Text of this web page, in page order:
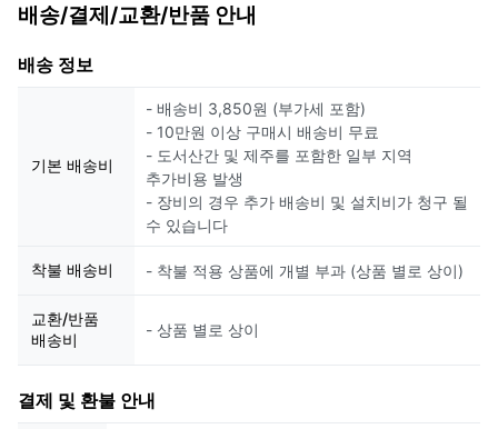
배송/결제/교환/반품 안내
배송 정보
기본 배송비
- 배송비 3,850원 (부가세 포함)
- 10만원 이상 구매시 배송비 무료
- 도서산간 및 제주를 포함한 일부 지역
추가비용 발생
- 장비의 경우 추가 배송비 및 설치비가 청구 될
수 있습니다
착불 배송비 - 착불 적용 상품에 개별 부과 (상품 별로 상이)
교환/반품
배송비
- 상품 별로 상이
결제 및 환불 안내